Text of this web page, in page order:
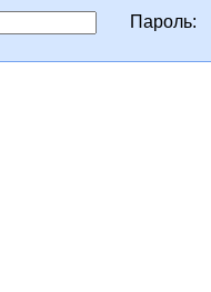
Пароль: